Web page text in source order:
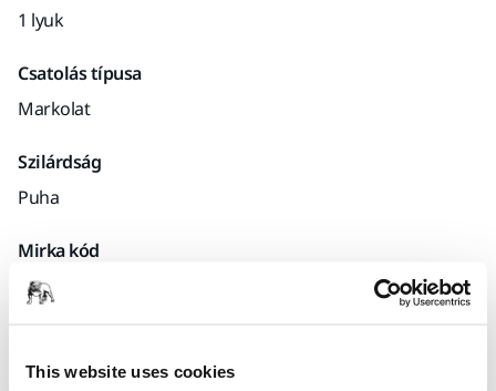
This website uses cookies
1 lyuk
Csatolás típusa
Markolat
Szilárdság
Puha
Mirka kód
8392150111